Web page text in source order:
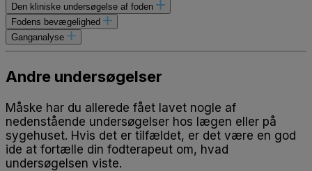
Den kliniske undersøgelse af foden
Fodens bevægelighed
Ganganalyse
Andre undersøgelser
Måske har du allerede fået lavet nogle af
nedenstående undersøgelser hos lægen eller på
sygehuset. Hvis det er tilfældet, er det være en god
ide at fortælle din fodterapeut om, hvad
undersøgelsen viste.